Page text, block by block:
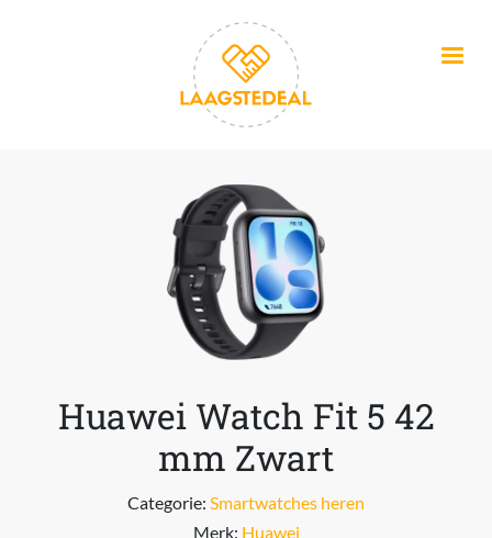
Huawei Watch Fit 5 42
mm Zwart
Categorie: Smartwatches heren
Merk: Huawei